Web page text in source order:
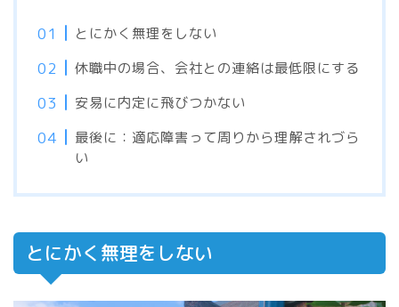
とにかく無理をしない
休職中の場合、会社との連絡は最低限にする
安易に内定に飛びつかない
最後に：適応障害って周りから理解されづら
い
とにかく無理をしない